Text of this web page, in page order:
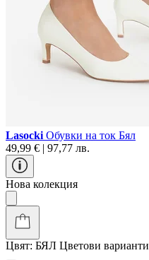
Lasocki Обувки на ток Бял
49,99 € | 97,77 лв.
Нова колекция
Цвят: БЯЛ Цветови варианти